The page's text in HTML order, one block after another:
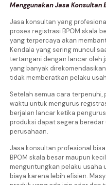
Menggunakan Jasa Konsultan
Jasa konsultan yang
proses registrasi BPOM skala
yang terpercaya akan
Kendala yang sering muncul
tertangani dengan lancar oleh
yang banyak
tidak memberatkan pelaku
Setelah semua cara
waktu untuk mengurus
berjalan lancar ketika
produksi dapat segera
perusahaan.
Jasa konsultan profesional
BPOM skala besar maupun
menguntungkan pelaku usaha
biaya karena lebih efisien.